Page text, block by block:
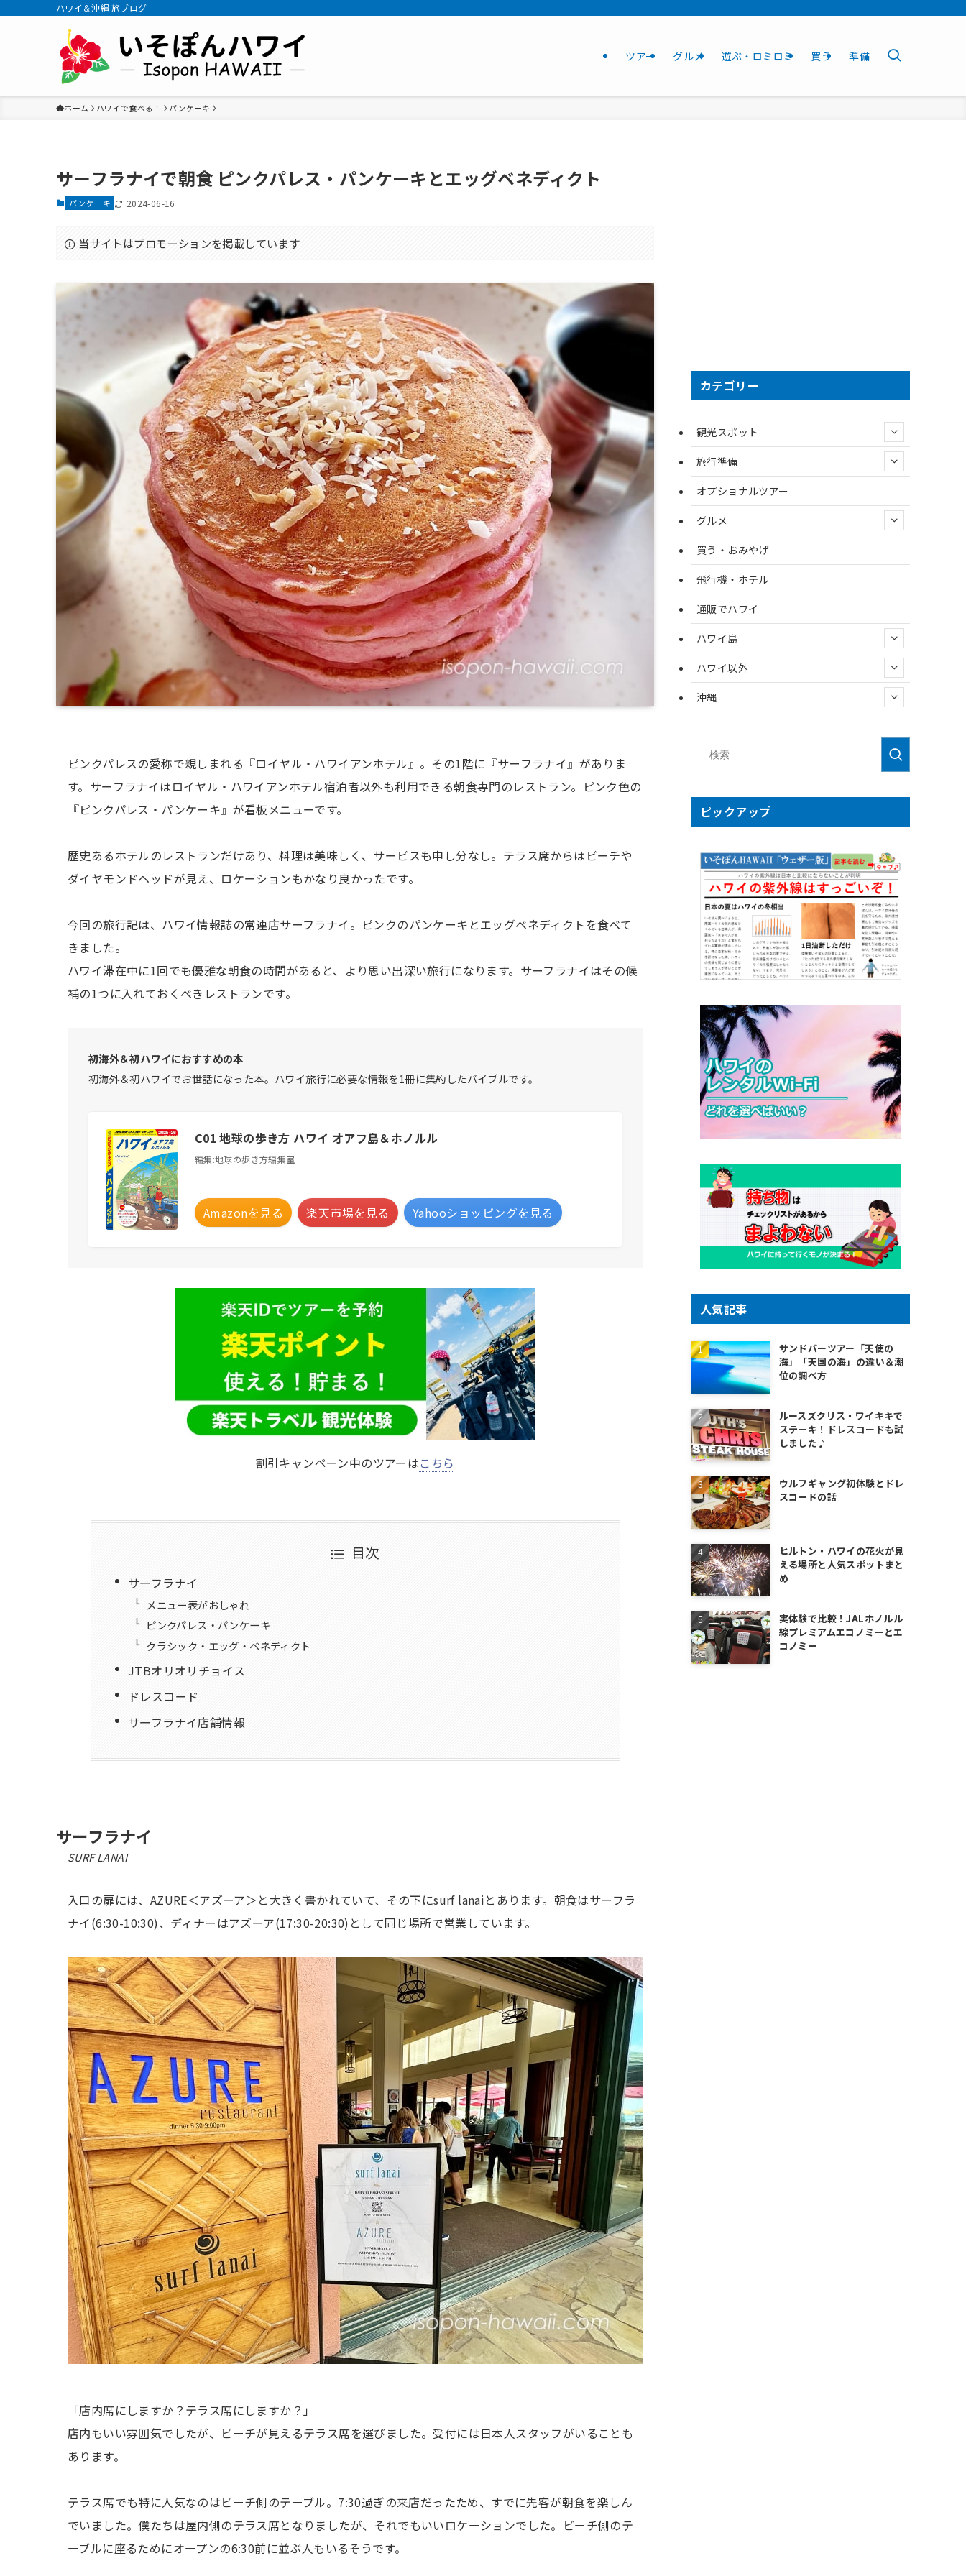
ハワイ＆沖縄 旅ブログ
ツアー グルメ 遊ぶ・ロミロミ 買う 準備
ホーム ハワイで食べる！ パンケーキ
サーフラナイで朝食 ピンクパレス・パンケーキとエッグベネディクト
パンケーキ 2024-06-16
当サイトはプロモーションを掲載しています
ピンクパレスの愛称で親しまれる『ロイヤル・ハワイアンホテル』。その1階に『サーフラナイ』がありま
す。サーフラナイはロイヤル・ハワイアンホテル宿泊者以外も利用できる朝食専門のレストラン。ピンク色の
『ピンクパレス・パンケーキ』が看板メニューです。
歴史あるホテルのレストランだけあり、料理は美味しく、サービスも申し分なし。テラス席からはビーチや
ダイヤモンドヘッドが見え、ロケーションもかなり良かったです。
今回の旅行記は、ハワイ情報誌の常連店サーフラナイ。ピンクのパンケーキとエッグベネディクトを食べて
きました。
ハワイ滞在中に1回でも優雅な朝食の時間があると、より思い出深い旅行になります。サーフラナイはその候
補の1つに入れておくべきレストランです。
初海外＆初ハワイにおすすめの本
初海外＆初ハワイでお世話になった本。ハワイ旅行に必要な情報を1冊に集約したバイブルです。
C01 地球の歩き方 ハワイ オアフ島＆ホノルル
編集:地球の歩き方編集室
Amazonを見る 楽天市場を見る Yahooショッピングを見る
割引キャンペーン中のツアーはこちら
目次
サーフラナイ
メニュー表がおしゃれ
ピンクパレス・パンケーキ
クラシック・エッグ・ベネディクト
JTBオリオリチョイス
ドレスコード
サーフラナイ店舗情報
サーフラナイ
SURF LANAI
入口の扉には、AZURE＜アズーア＞と大きく書かれていて、その下にsurf lanaiとあります。朝食はサーフラ
ナイ(6:30-10:30)、ディナーはアズーア(17:30-20:30)として同じ場所で営業しています。
「店内席にしますか？テラス席にしますか？」
店内もいい雰囲気でしたが、ビーチが見えるテラス席を選びました。受付には日本人スタッフがいることも
あります。
テラス席でも特に人気なのはビーチ側のテーブル。7:30過ぎの来店だったため、すでに先客が朝食を楽しん
でいました。僕たちは屋内側のテラス席となりましたが、それでもいいロケーションでした。ビーチ側のテ
ーブルに座るためにオープンの6:30前に並ぶ人もいるそうです。
カテゴリー
観光スポット
旅行準備
オプショナルツアー
グルメ
買う・おみやげ
飛行機・ホテル
通販でハワイ
ハワイ島
ハワイ以外
沖縄
ピックアップ
人気記事
サンドバーツアー「天使の
海」「天国の海」の違い＆潮
位の調べ方
ルースズクリス・ワイキキで
ステーキ！ドレスコードも試
しました♪
ウルフギャング初体験とドレ
スコードの話
ヒルトン・ハワイの花火が見
える場所と人気スポットまと
め
実体験で比較！JALホノルル
線プレミアムエコノミーとエ
コノミー